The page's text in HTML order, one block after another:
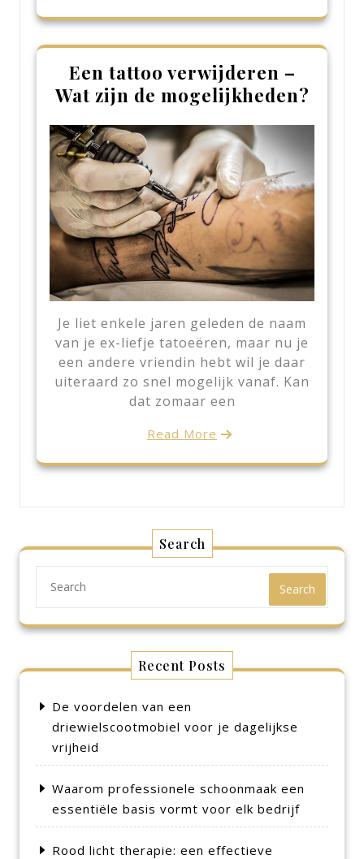
Een tattoo verwijderen –
Wat zijn de mogelijkheden?
Je liet enkele jaren geleden de naam
van je ex-liefje tatoeëren, maar nu je
een andere vriendin hebt wil je daar
uiteraard zo snel mogelijk vanaf. Kan
dat zomaar een
Read More
Search
Search
Recent Posts
De voordelen van een
driewielscootmobiel voor je dagelijkse
vrijheid
Waarom professionele schoonmaak een
essentiële basis vormt voor elk bedrijf
Rood licht therapie: een effectieve